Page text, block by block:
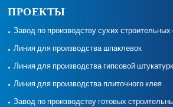
ПРОЕКТЫ
Завод по производству сухих
Линия для производства шпаклевок
Линия для производства гипсовой
Линия для производства плиточного клея
Завод по производству готовых